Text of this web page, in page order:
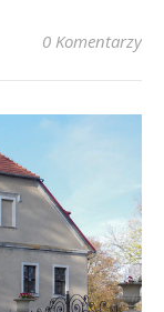
0 Komentarzy